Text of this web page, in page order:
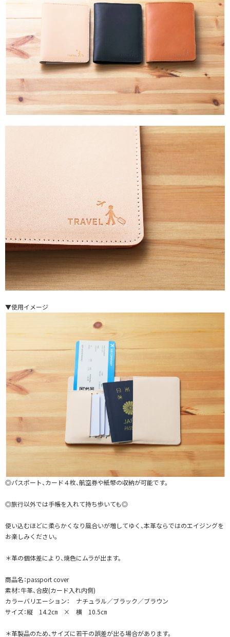
▼使用イメージ
◎パスポート、カード４枚、航空券や紙幣の収納が可能です。
◎旅行以外では手帳を入れて持ち歩いても◎
使い込むほどに柔らかくなり風合いが増してゆく、本革ならではのエイジングを
お楽しみください。
＊革の個体差により、焼色にムラが出ます。
商品名：passport cover
素材：牛革、合皮(カード入れ内側)
カラーバリエーション： ナチュラル／ブラック／ブラウン
サイズ：縦 14.2㎝ × 横 10.5㎝
＊革製品のため、サイズに若干の誤差が出る場合があります。